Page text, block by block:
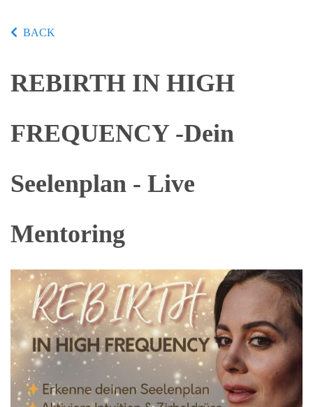
BACK
REBIRTH IN HIGH
FREQUENCY -Dein
Seelenplan - Live
Mentoring